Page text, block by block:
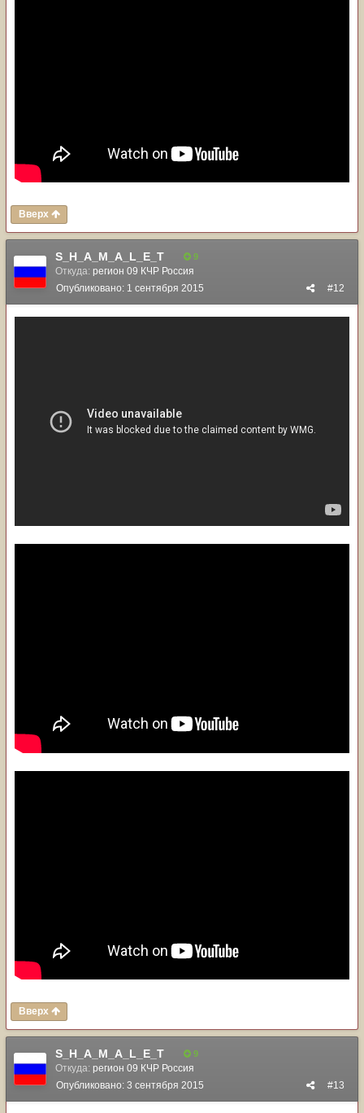
Вверх
S_H_A_M_A_L_E_T 9
Откуда: регион 09 КЧР Россия
#12
Опубликовано: 1 сентября 2015
Вверх
S_H_A_M_A_L_E_T 9
Откуда: регион 09 КЧР Россия
#13
Опубликовано: 3 сентября 2015